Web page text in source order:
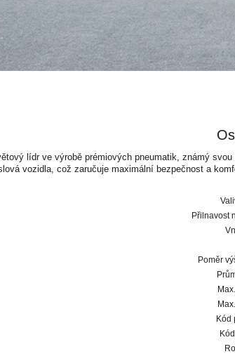
lídr ve výrobě prémiových pneumatik, známý
vozidla, což zaručuje maximální bezpečnost a
Přilnavost
Poměr
Kód